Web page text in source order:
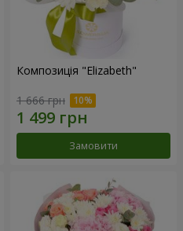
Композиція "Elizabeth"
1 666 грн
Замовити